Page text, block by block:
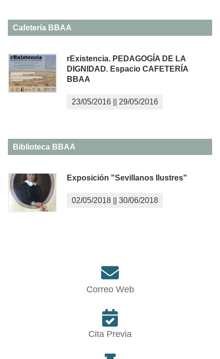
Cafetería BBAA
rExistencia. PEDAGOGÍA DE LA
DIGNIDAD. Espacio CAFETERÍA
BBAA
23/05/2016 29/05/2016
Biblioteca BBAA
Exposición "Sevillanos Ilustres"
02/05/2018 30/06/2018
Correo Web
Cita Previa